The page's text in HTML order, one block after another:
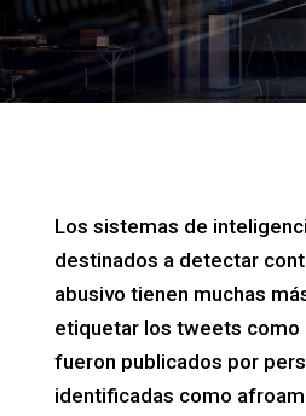
Los sistemas de
destinados a detectar
abusivo tienen muchas
etiquetar los tweets como
fueron publicados por
identificadas como